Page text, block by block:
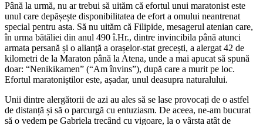
Până la urmă, nu ar trebui să uităm că efortul unui maratonist este
unul care depășește disponibilitatea de efort a omului neantrenat
special pentru asta. Să nu uităm că Filipide, mesagerul atenian care,
în urma bătăliei din anul 490 î.Hr., dintre invincibila până atunci
armata persană și o alianță a orașelor-stat grecești, a alergat 42 de
kilometri de la Maraton până la Atena, unde a mai apucat să spună
doar: “Nenikikamen” (“Am învins”), după care a murit pe loc.
Efortul maratoniștilor este, așadar, unul deasupra naturalului.
Unii dintre alergătorii de azi au ales să se lase provocați de o astfel
de distanță și să o parcurgă cu entuziasm. De aceea, ne-am bucurat
să o vedem pe Gabriela trecând cu vigoare, la o vârsta atât de